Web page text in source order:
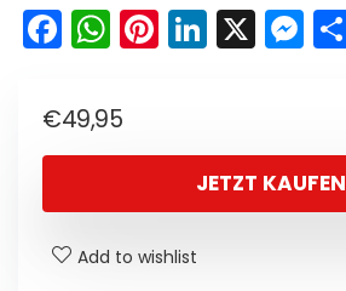
F
a
c
e
o
o
W
h
a
ts
p
p
Pi
nt
e
Li
n
e
dI
n
X M
e
s
e
n
€49,95
JETZT KAUFEN
Add to wishlist